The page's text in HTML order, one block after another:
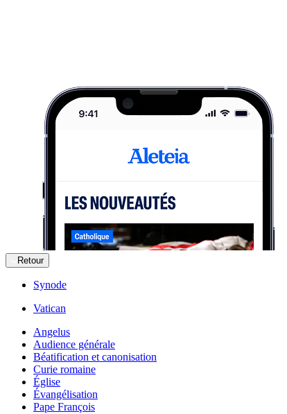
Retour
Synode
Vatican
Angelus
Audience générale
Béatification et canonisation
Curie romaine
Église
Évangélisation
Pape François